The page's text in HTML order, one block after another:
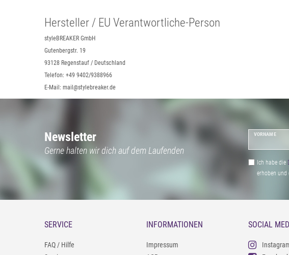
Hersteller / EU Verantwortliche-Person
styleBREAKER GmbH
Gutenbergstr. 19
93128 Regenstauf / Deutschland
Telefon: +49 9402/9388966
E-Mail: mail@stylebreaker.de
Newsletter
Gerne halten wir dich auf dem Laufenden
VORNAME
Ich habe die
erhoben und
SERVICE
FAQ / Hilfe
INFORMATIONEN
Impressum
SOCIAL